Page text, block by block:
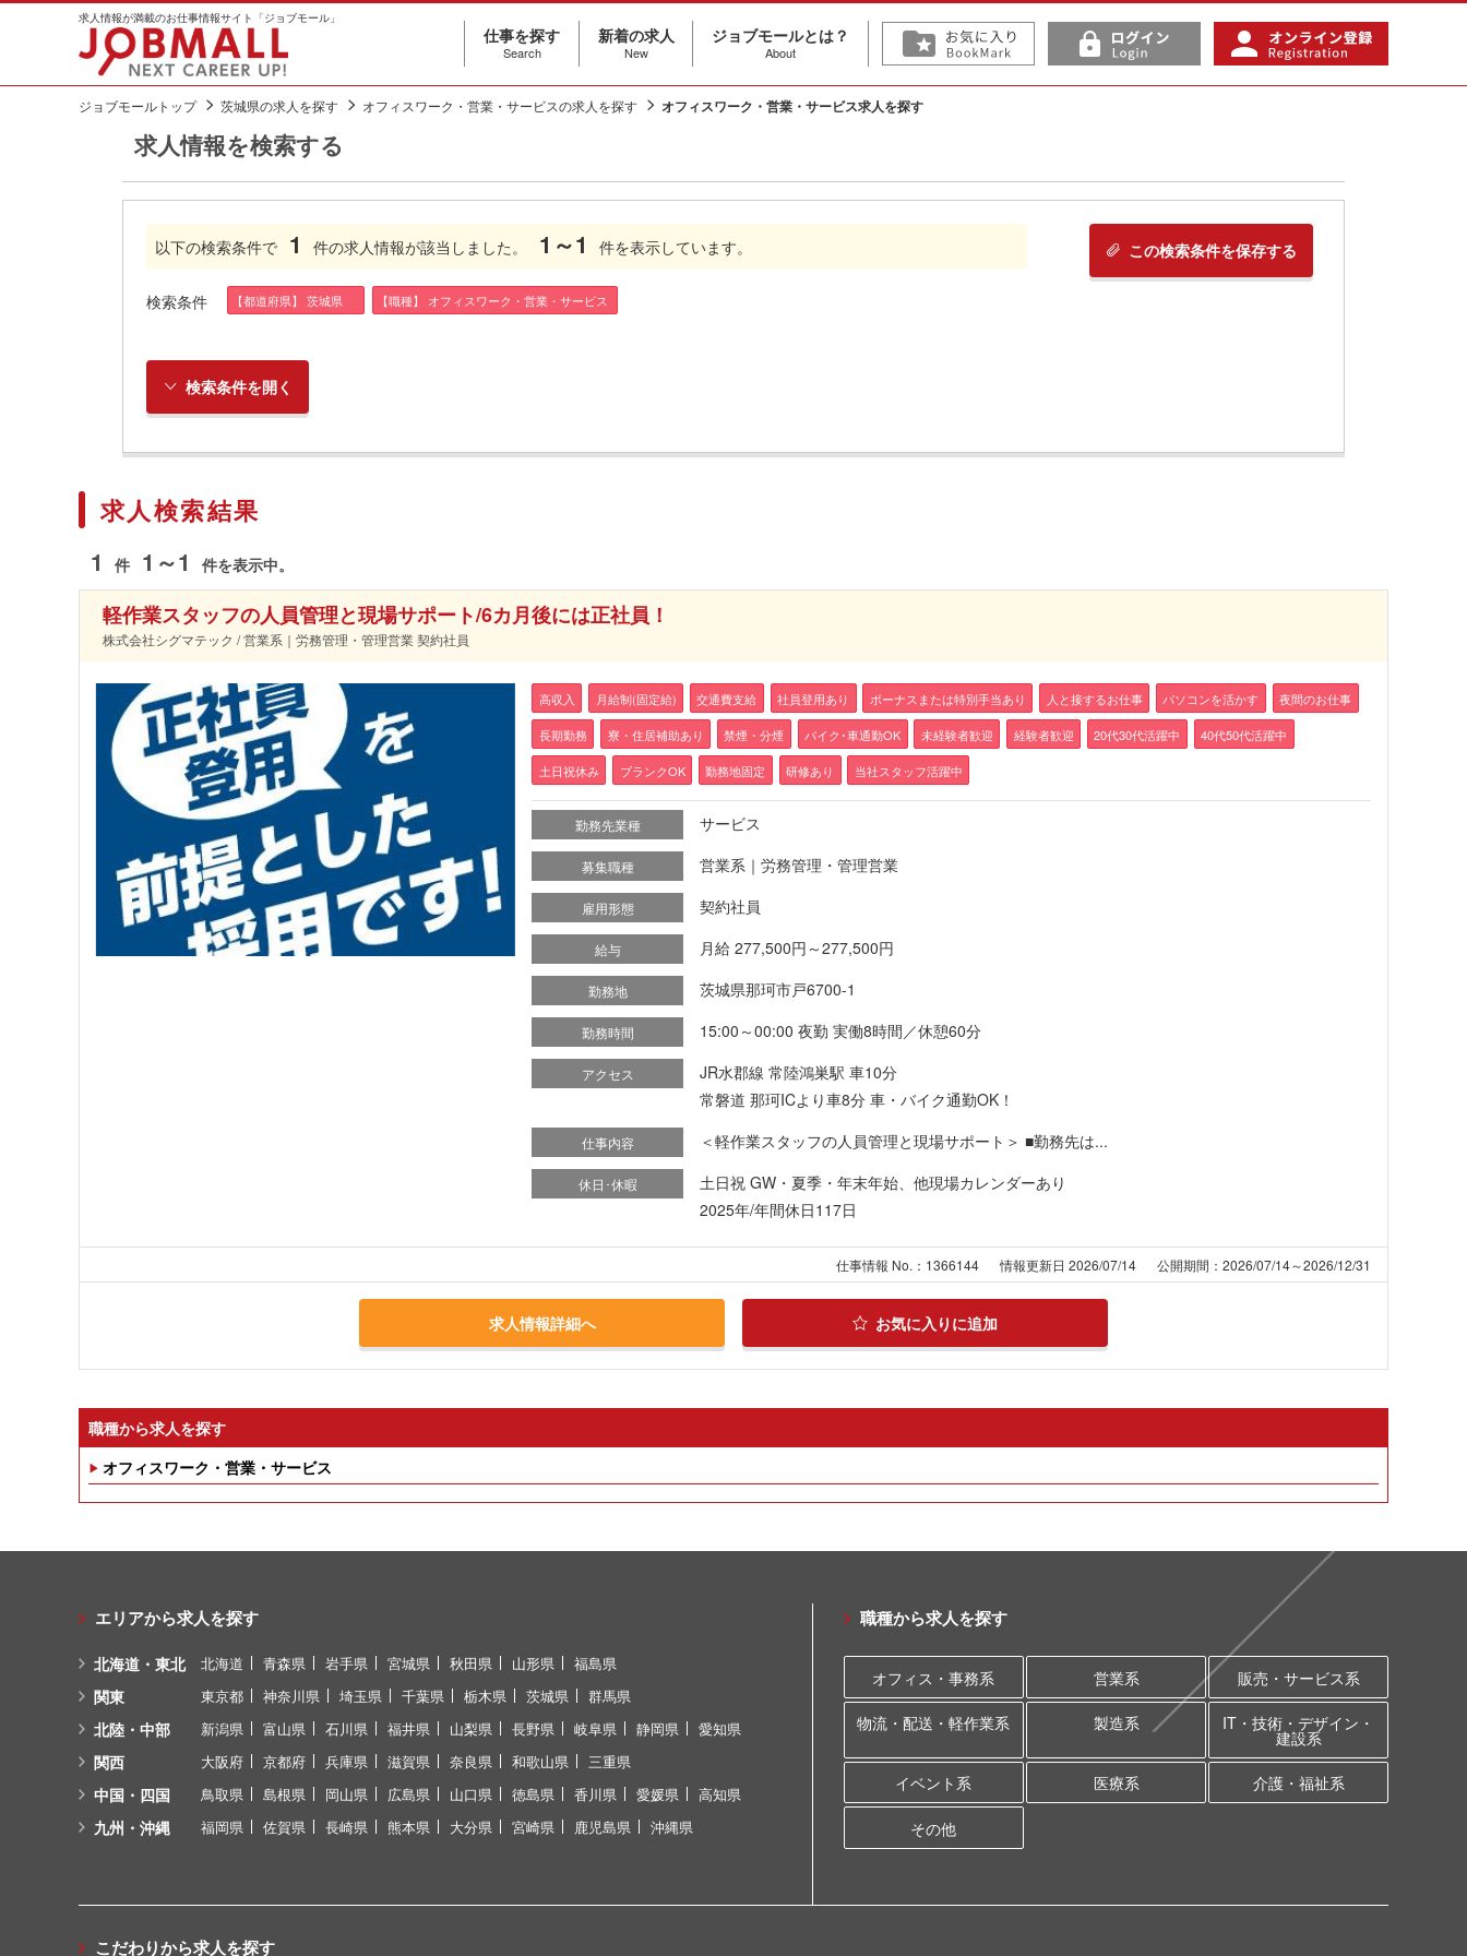
求人情報が満載のお仕事情報サイト「ジョブモール」
仕事を探す
Search
新着の求人
New
ジョブモールとは？
About
ジョブモールトップ 茨城県の求人を探す オフィスワーク・営業・サービスの求人を探す オフィスワーク・営業・サービス求人を探す
求人情報を検索する
この検索条件を保存する
以下の検索条件で 1 件の求人情報が該当しました。 1～1 件を表示しています。
検索条件 【都道府県】 茨城県 【職種】 オフィスワーク・営業・サービス
検索条件を開く
求人検索結果
1 件 1～1 件を表示中。
軽作業スタッフの人員管理と現場サポート/6カ月後には正社員！
株式会社シグマテック / 営業系｜労務管理・管理営業 契約社員
高収入 月給制(固定給) 交通費支給 社員登用あり ボーナスまたは特別手当あり 人と接するお仕事 パソコンを活かす 夜間のお仕事
長期勤務 寮・住居補助あり 禁煙・分煙 バイク･車通勤OK 未経験者歓迎 経験者歓迎 20代30代活躍中 40代50代活躍中
土日祝休み ブランクOK 勤務地固定 研修あり 当社スタッフ活躍中
勤務先業種 サービス
募集職種 営業系｜労務管理・管理営業
雇用形態 契約社員
給与 月給 277,500円～277,500円
勤務地 茨城県那珂市戸6700-1
勤務時間 15:00～00:00 夜勤 実働8時間／休憩60分
アクセス
JR水郡線 常陸鴻巣駅 車10分
常磐道 那珂ICより車8分 車・バイク通勤OK！
仕事内容 ＜軽作業スタッフの人員管理と現場サポート＞ ■勤務先は...
休日･休暇
土日祝 GW・夏季・年末年始、他現場カレンダーあり
2025年/年間休日117日
仕事情報 No.：1366144 情報更新日 2026/07/14 公開期間：2026/07/14～2026/12/31
求人情報詳細へ お気に入りに追加
職種から求人を探す
オフィスワーク・営業・サービス
エリアから求人を探す
北海道・東北 北海道 青森県 岩手県 宮城県 秋田県 山形県 福島県
関東 東京都 神奈川県 埼玉県 千葉県 栃木県 茨城県 群馬県
北陸・中部 新潟県 富山県 石川県 福井県 山梨県 長野県 岐阜県 静岡県 愛知県
関西 大阪府 京都府 兵庫県 滋賀県 奈良県 和歌山県 三重県
中国・四国 鳥取県 島根県 岡山県 広島県 山口県 徳島県 香川県 愛媛県 高知県
九州・沖縄 福岡県 佐賀県 長崎県 熊本県 大分県 宮崎県 鹿児島県 沖縄県
職種から求人を探す
オフィス・事務系 営業系 販売・サービス系
物流・配送・軽作業系 製造系 IT・技術・デザイン・
建設系
イベント系 医療系 介護・福祉系
その他
こだわりから求人を探す